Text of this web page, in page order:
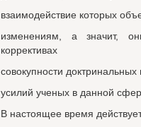
взаимодействие которых
изменениям, а значит,
коррективах
совокупности
усилий ученых в данной
В настоящее время